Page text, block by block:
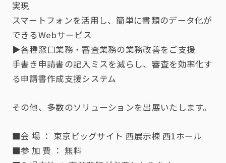
実現
スマートフォンを活用し、簡単に書類のデータ化が
できるWebサービス
▶各種窓口業務・審査業務の業務改善をご支援
手書き申請書の記入ミスを減らし、審査を効率化す
る申請書作成支援システム
その他、多数のソリューションを出展いたします。
■会 場 ： 東京ビッグサイト 西展示棟 西1ホール
■参 加 費 ： 無料